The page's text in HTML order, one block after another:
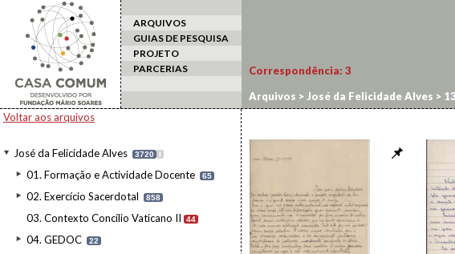
ARQUIVOS
GUIAS DE PESQUISA
PROJETO
PARCERIAS
Voltar aos arquivos
José da Felicidade Alves 3720 I
01. Formação e Actividade Docente 65
02. Exercício Sacerdotal 858
03. Contexto Concílio Vaticano II 44
04. GEDOC 22
Correspondência: 3
Arquivos > José da Felicidade Alves >